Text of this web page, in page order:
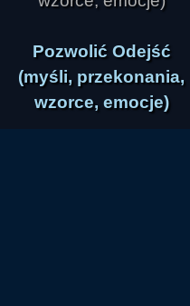
Pozwolić Odejść
(myśli, przekonania,
wzorce, emocje)